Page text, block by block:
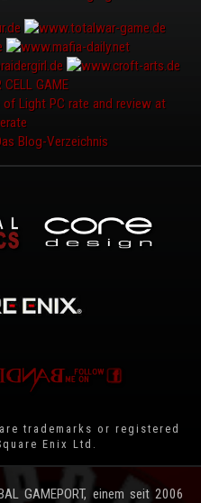
trademarks or registered
Enix Ltd.
GAMEPORT, einem seit 2006